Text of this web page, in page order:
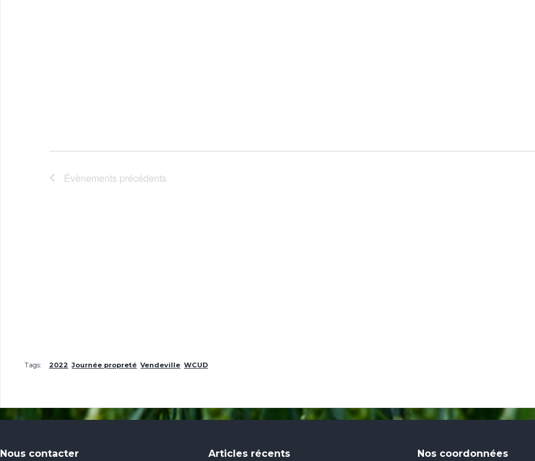
Évènements précédents
Tags: 2022 Journée propreté Vendeville WCUD
Nous contacter Articles récents Nos coordonnées